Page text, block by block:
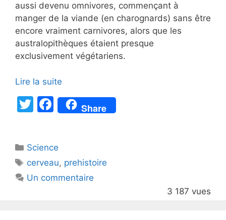
aussi devenu omnivores, commençant à
manger de la viande (en charognards) sans être
encore vraiment carnivores, alors que les
australopithèques étaient presque
exclusivement végétariens.
Lire la suite
T
er
F
a
e
b
o
Share
Catégories
Science
Étiquettes
cerveau, prehistoire
Un commentaire
3 187 vues